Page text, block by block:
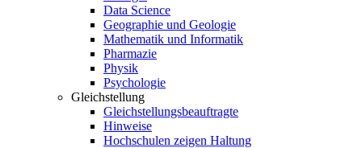
Data Science
Geographie und Geologie
Mathematik und Informatik
Pharmazie
Physik
Psychologie
Gleichstellung
Gleichstellungsbeauftragte
Hinweise
Hochschulen zeigen Haltung